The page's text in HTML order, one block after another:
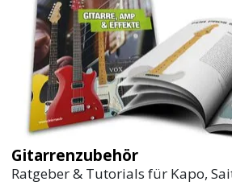
Gitarrenzubehör
Ratgeber & Tutorials für Kapo,